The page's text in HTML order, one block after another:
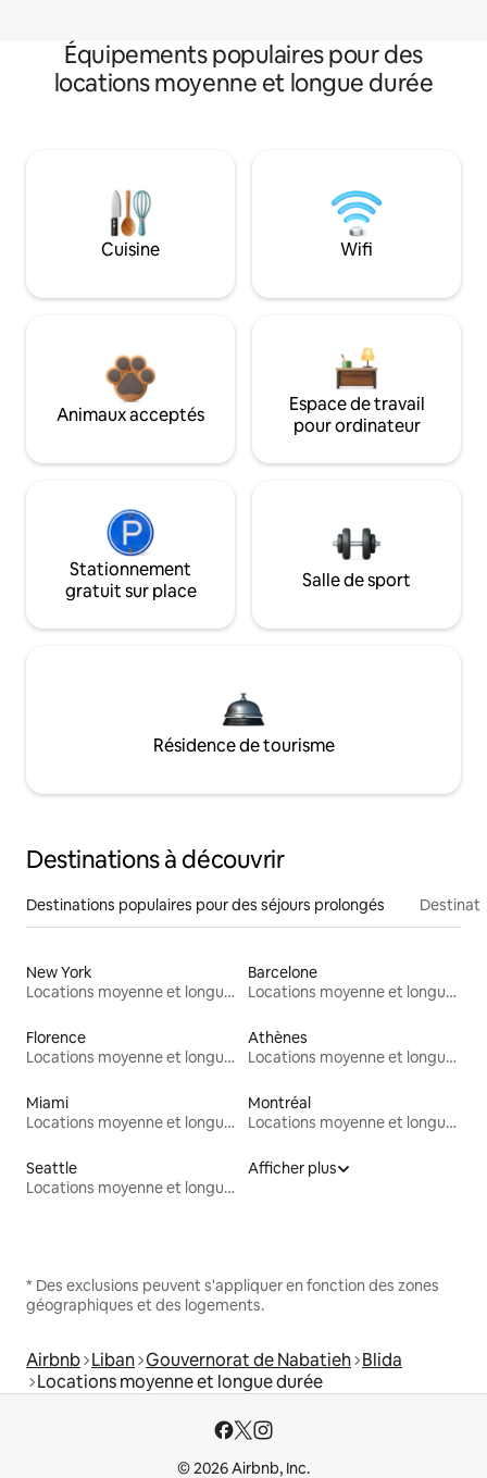
Équipements populaires pour des
locations moyenne et longue durée
Cuisine Wifi
Animaux acceptés
Espace de travail
pour ordinateur
Stationnement
gratuit sur place
Salle de sport
Résidence de tourisme
Destinations à découvrir
Destinations populaires pour des séjours prolongés
New York
Locations moyenne et longue durée
Barcelone
Locations moyenne et longue durée
Florence
Locations moyenne et longue durée
Athènes
Locations moyenne et longue durée
Miami
Locations moyenne et longue durée
Montréal
Locations moyenne et longue durée
Seattle
Locations moyenne et longue durée
Afficher plus
* Des exclusions peuvent s'appliquer en fonction des zones
géographiques et des logements.
Airbnb Liban Gouvernorat de Nabatieh Blida
Locations moyenne et longue durée
© 2026 Airbnb, Inc.